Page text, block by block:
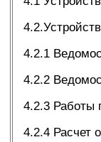
4.2.1
4.2.2
4.2.3 Работы
4.2.4 Расчет